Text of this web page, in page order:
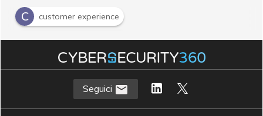
C
customer experience
D digital transformation
Seguici